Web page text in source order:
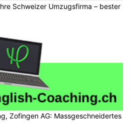
Schweizer Umzugsfirma – bester
Zofingen AG: Massgeschneidertes